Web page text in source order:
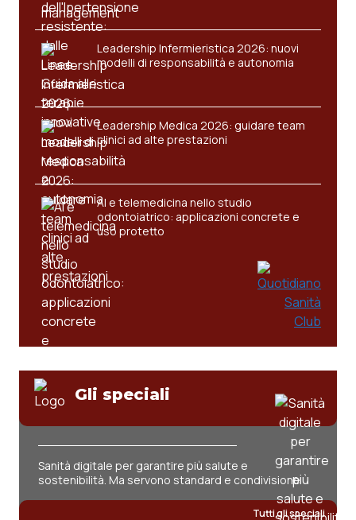
Leadership Infermieristica 2026: nuovi
modelli di responsabilità e autonomia
Leadership Medica 2026: guidare team
clinici ad alte prestazioni
AI e telemedicina nello studio
odontoiatrico: applicazioni concrete e
uso protetto
Gli speciali
Sanità digitale per garantire più salute e
sostenibilità. Ma servono standard e condivisione
Tutti gli speciali